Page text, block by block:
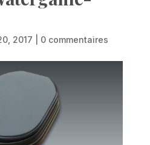
2017 0 commentaires